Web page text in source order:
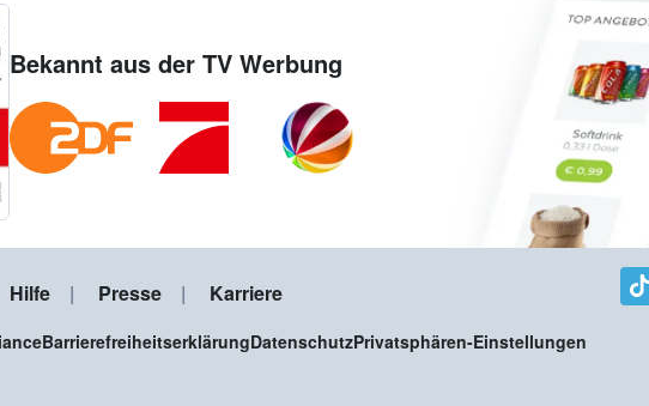
Bekannt aus der TV Werbung
Hilfe Presse Karriere
BarrierefreiheitserklärungDatenschutzPrivatsphären-Einstellungen